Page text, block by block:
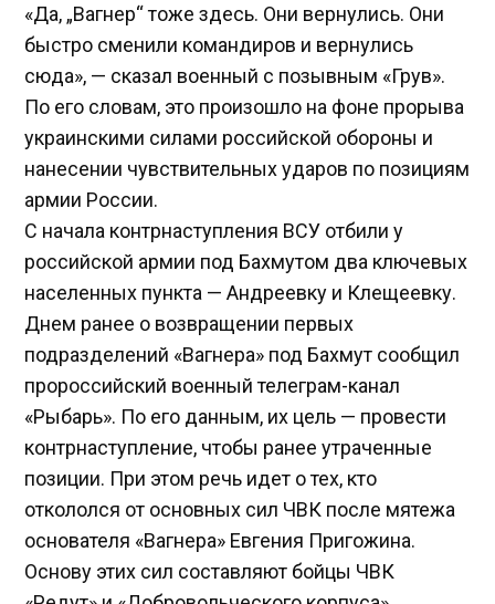
«Да, „Вагнер“ тоже здесь. Они вернулись. Они
быстро сменили командиров и вернулись
сюда», — сказал военный с позывным «Грув».
По его словам, это произошло на фоне прорыва
украинскими силами российской обороны и
нанесении чувствительных ударов по позициям
армии России.
С начала контрнаступления ВСУ отбили у
российской армии под Бахмутом два ключевых
населенных пункта — Андреевку и Клещеевку.
Днем ранее о возвращении первых
подразделений «Вагнера» под Бахмут сообщил
пророссийский военный телеграм-канал
«Рыбарь». По его данным, их цель — провести
контрнаступление, чтобы ранее утраченные
позиции. При этом речь идет о тех, кто
откололся от основных сил ЧВК после мятежа
основателя «Вагнера» Евгения Пригожина.
Основу этих сил составляют бойцы ЧВК